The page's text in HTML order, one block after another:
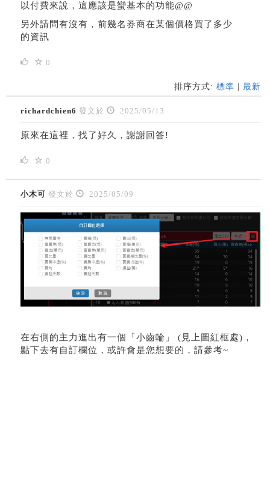
以付費來說，這應該是蠻基本的功能@@
另外請問有沒有，前幾名券商在某個價格買了多少
的資訊
0
排序方式: 標準 最新
richardchien6 發文於 2025/05/13
原來在這裡，找了好久，謝謝回答!
0
小木可 發文於 2025/05/09
在右側的主力進出有一個「小齒輪」 (見上圖紅框處)，
點下去有自訂欄位，或許會是您想要的，請參考~